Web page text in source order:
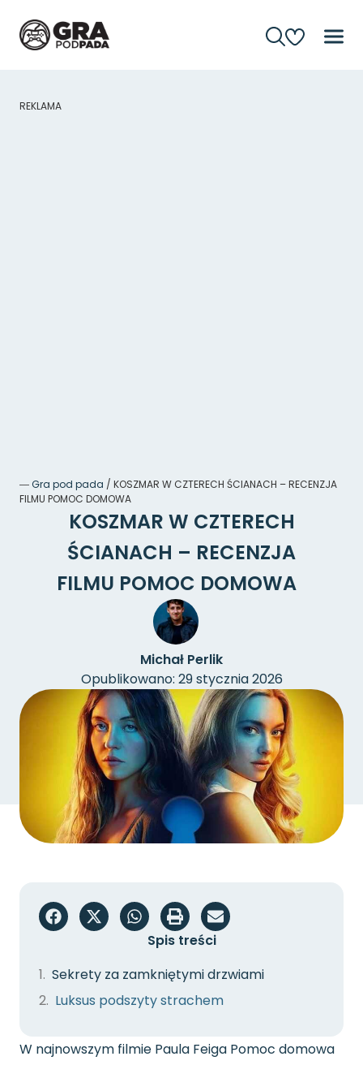
REKLAMA
―Gra pod pada / KOSZMAR W CZTERECH ŚCIANACH – RECENZJA
FILMU POMOC DOMOWA
KOSZMAR W CZTERECH
ŚCIANACH – RECENZJA
FILMU POMOC DOMOWA
Michał Perlik
Opublikowano: 29 stycznia 2026
Spis treści
Sekrety za zamkniętymi drzwiami
Luksus podszyty strachem
W najnowszym filmie Paula Feiga Pomoc domowa